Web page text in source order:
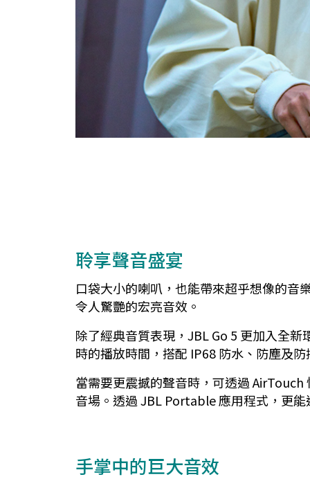
聆享聲音盛宴
口袋大小的喇叭，也能帶來超乎想像的音
令人驚艷的宏亮音效。
除了經典音質表現，JBL Go 5 更加入全
時的播放時間，搭配 IP68 防水、防塵及
當需要更震撼的聲音時，可透過
音場。透過 JBL Portable 應用程式，更
手掌中的巨大音效